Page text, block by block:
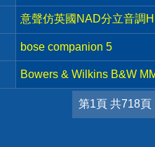
意聲仿英國NAD分立音調
bose companion 5
Bowers & Wilkins B&W
第1頁 共718頁